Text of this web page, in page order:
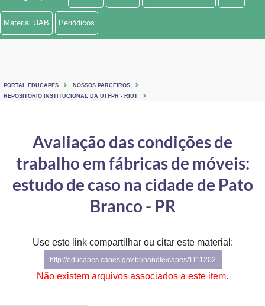
Ministério de Minas e Energia
Ministério do Turismo
Controladoria-Geral da União
Gabinete de Segurança Institucional
Advocacia-Geral da União
Material UAB Periódicos
PORTAL EDUCAPES
NOSSOS PARCEIROS
REPOSITORIO INSTITUCIONAL DA UTFPR - RIUT
Avaliação das condições de
trabalho em fábricas de móveis:
estudo de caso na cidade de Pato
Branco - PR
Use este link compartilhar ou citar este material:
http://educapes.capes.gov.br/handle/capes/1111202
Não existem arquivos associados a este item.